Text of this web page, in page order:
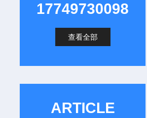
17749730098
查看全部
ARTICLE